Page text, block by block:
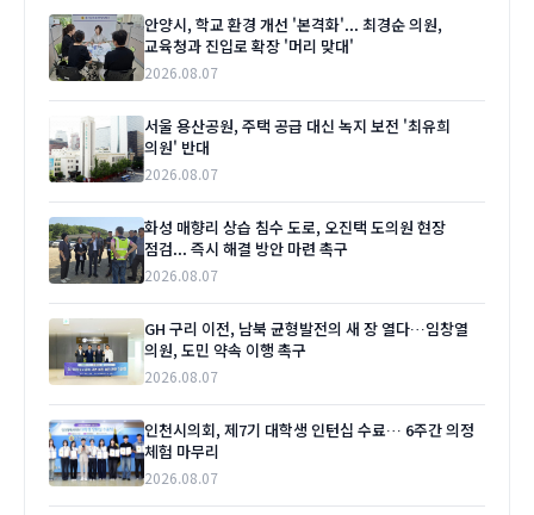
안양시, 학교 환경 개선 '본격화'... 최경순 의원,
교육청과 진입로 확장 '머리 맞대'
2026.08.07
서울 용산공원, 주택 공급 대신 녹지 보전 '최유희
의원' 반대
2026.08.07
화성 매향리 상습 침수 도로, 오진택 도의원 현장
점검... 즉시 해결 방안 마련 촉구
2026.08.07
GH 구리 이전, 남북 균형발전의 새 장 열다…임창열
의원, 도민 약속 이행 촉구
2026.08.07
인천시의회, 제7기 대학생 인턴십 수료… 6주간 의정
체험 마무리
2026.08.07